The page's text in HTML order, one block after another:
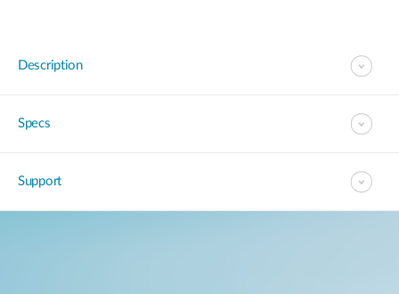
Description
Specs
Support